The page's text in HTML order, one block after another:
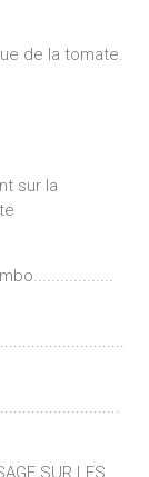
de la tomate.
sur la
SUR LES